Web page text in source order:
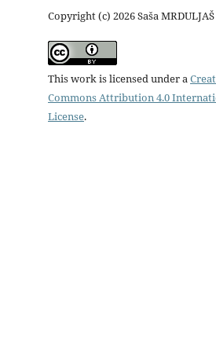
Copyright (c) 2026 Saša MRDULJAŠ
This work is licensed under a
Commons Attribution 4.0
License.